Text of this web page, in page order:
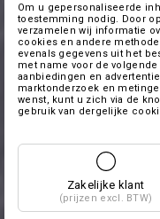
Om u gepersonaliseerde
toestemming nodig. Door
verzamelen wij informatie
cookies en andere
evenals gegevens uit het
met name voor de
aanbiedingen en
marktonderzoek en
wenst, kunt u zich via de
gebruik van dergelijke
Zakelijke klant
(prijzen excl. BTW)